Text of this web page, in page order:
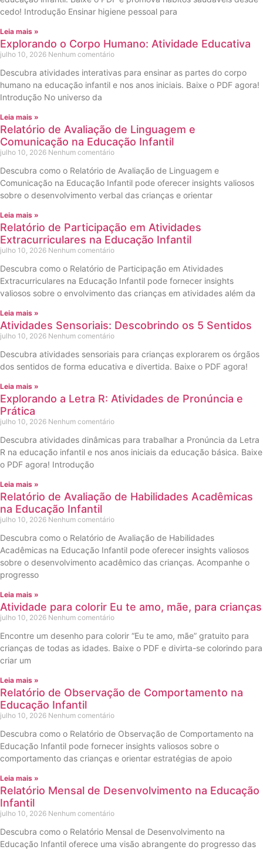
cedo! Introdução Ensinar higiene pessoal para
Leia mais »
Explorando o Corpo Humano: Atividade Educativa
julho 10, 2026 Nenhum comentário
Descubra atividades interativas para ensinar as partes do corpo
humano na educação infantil e nos anos iniciais. Baixe o PDF agora!
Introdução No universo da
Leia mais »
Relatório de Avaliação de Linguagem e
Comunicação na Educação Infantil
julho 10, 2026 Nenhum comentário
Descubra como o Relatório de Avaliação de Linguagem e
Comunicação na Educação Infantil pode oferecer insights valiosos
sobre o desenvolvimento verbal das crianças e orientar
Leia mais »
Relatório de Participação em Atividades
Extracurriculares na Educação Infantil
julho 10, 2026 Nenhum comentário
Descubra como o Relatório de Participação em Atividades
Extracurriculares na Educação Infantil pode fornecer insights
valiosos sobre o envolvimento das crianças em atividades além da
Leia mais »
Atividades Sensoriais: Descobrindo os 5 Sentidos
julho 10, 2026 Nenhum comentário
Descubra atividades sensoriais para crianças explorarem os órgãos
dos sentidos de forma educativa e divertida. Baixe o PDF agora!
Leia mais »
Explorando a Letra R: Atividades de Pronúncia e
Prática
julho 10, 2026 Nenhum comentário
Descubra atividades dinâmicas para trabalhar a Pronúncia da Letra
R na educação infantil e nos anos iniciais da educação básica. Baixe
o PDF agora! Introdução
Leia mais »
Relatório de Avaliação de Habilidades Acadêmicas
na Educação Infantil
julho 10, 2026 Nenhum comentário
Descubra como o Relatório de Avaliação de Habilidades
Acadêmicas na Educação Infantil pode oferecer insights valiosos
sobre o desenvolvimento acadêmico das crianças. Acompanhe o
progresso
Leia mais »
Atividade para colorir Eu te amo, mãe, para crianças
julho 10, 2026 Nenhum comentário
Encontre um desenho para colorir “Eu te amo, mãe” gratuito para
crianças de todas as idades. Baixe o PDF e divirta-se colorindo para
criar um
Leia mais »
Relatório de Observação de Comportamento na
Educação Infantil
julho 10, 2026 Nenhum comentário
Descubra como o Relatório de Observação de Comportamento na
Educação Infantil pode fornecer insights valiosos sobre o
comportamento das crianças e orientar estratégias de apoio
Leia mais »
Relatório Mensal de Desenvolvimento na Educação
Infantil
julho 10, 2026 Nenhum comentário
Descubra como o Relatório Mensal de Desenvolvimento na
Educação Infantil oferece uma visão abrangente do progresso das